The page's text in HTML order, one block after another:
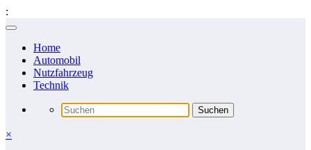
:
Zum
springenHome
Automobil
Nutzfahrzeug
Technik
×